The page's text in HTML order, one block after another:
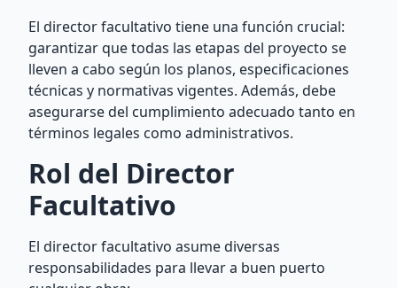
El director facultativo tiene una función crucial:
garantizar que todas las etapas del proyecto se
lleven a cabo según los planos, especificaciones
técnicas y normativas vigentes. Además, debe
asegurarse del cumplimiento adecuado tanto en
términos legales como administrativos.
Rol del Director
Facultativo
El director facultativo asume diversas
responsabilidades para llevar a buen puerto